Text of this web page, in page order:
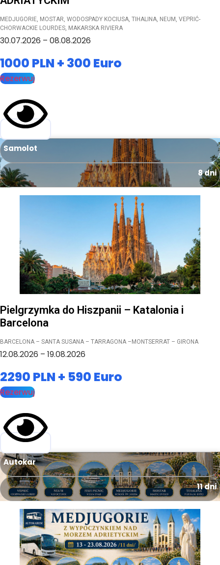
MEDJUGORIE, MOSTAR, WODOSPADY KOCIUSA, TIHALINA, NEUM, VEPRIĆ-
CHORWACKIE LOURDES, MAKARSKA RIVIERA
30.07.2026 – 08.08.2026
1000 PLN + 300 Euro
Rezerwuj
Samolot
8 dni
Pielgrzymka do Hiszpanii – Katalonia i
Barcelona
BARCELONA – SANTA SUSANA – TARRAGONA –MONTSERRAT – GIRONA
12.08.2026 – 19.08.2026
2290 PLN + 590 Euro
Rezerwuj
Autokar
11 dni